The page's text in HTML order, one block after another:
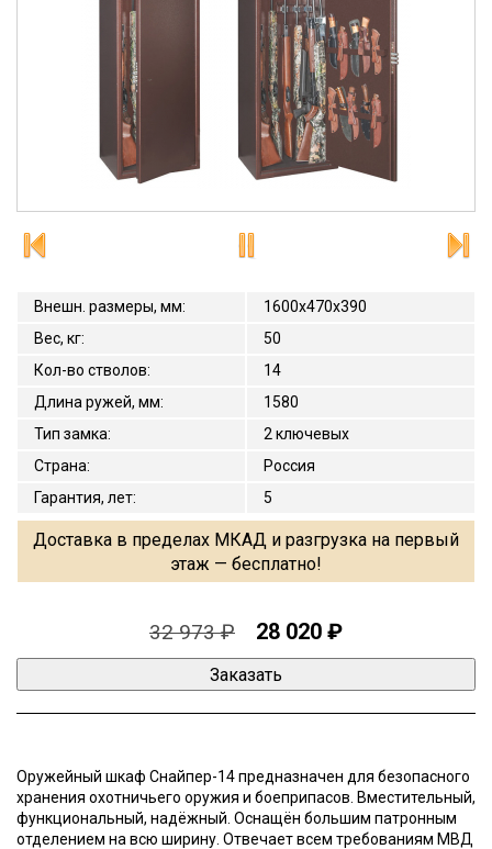
Внешн. размеры, мм:
1600x470x390
Вес, кг:
50
Кол-во стволов:
14
Длина ружей, мм:
1580
Тип замка:
2 ключевых
Страна:
Россия
Гарантия, лет: 5
Доставка в пределах МКАД и разгрузка на первый
этаж — бесплатно!
32 973 ₽ 28 020 ₽
Оружейный шкаф Снайпер-14 предназначен для безопасного
хранения охотничьего оружия и боеприпасов. Вместительный,
функциональный, надёжный. Оснащён большим патронным
отделением на всю ширину. Отвечает всем требованиям МВД